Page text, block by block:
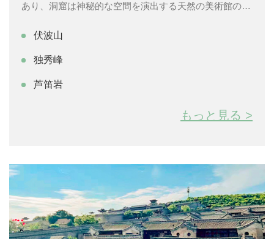
あり、洞窟は神秘的な空間を演出する天然の美術館のよ
トに位置する雲南省・石林の石柱群や広西省・桂林の鍾
乳洞など、これらの地域一帯では日本では見ることので
す。
伏波山
独秀峰
芦笛岩
もっと見る >